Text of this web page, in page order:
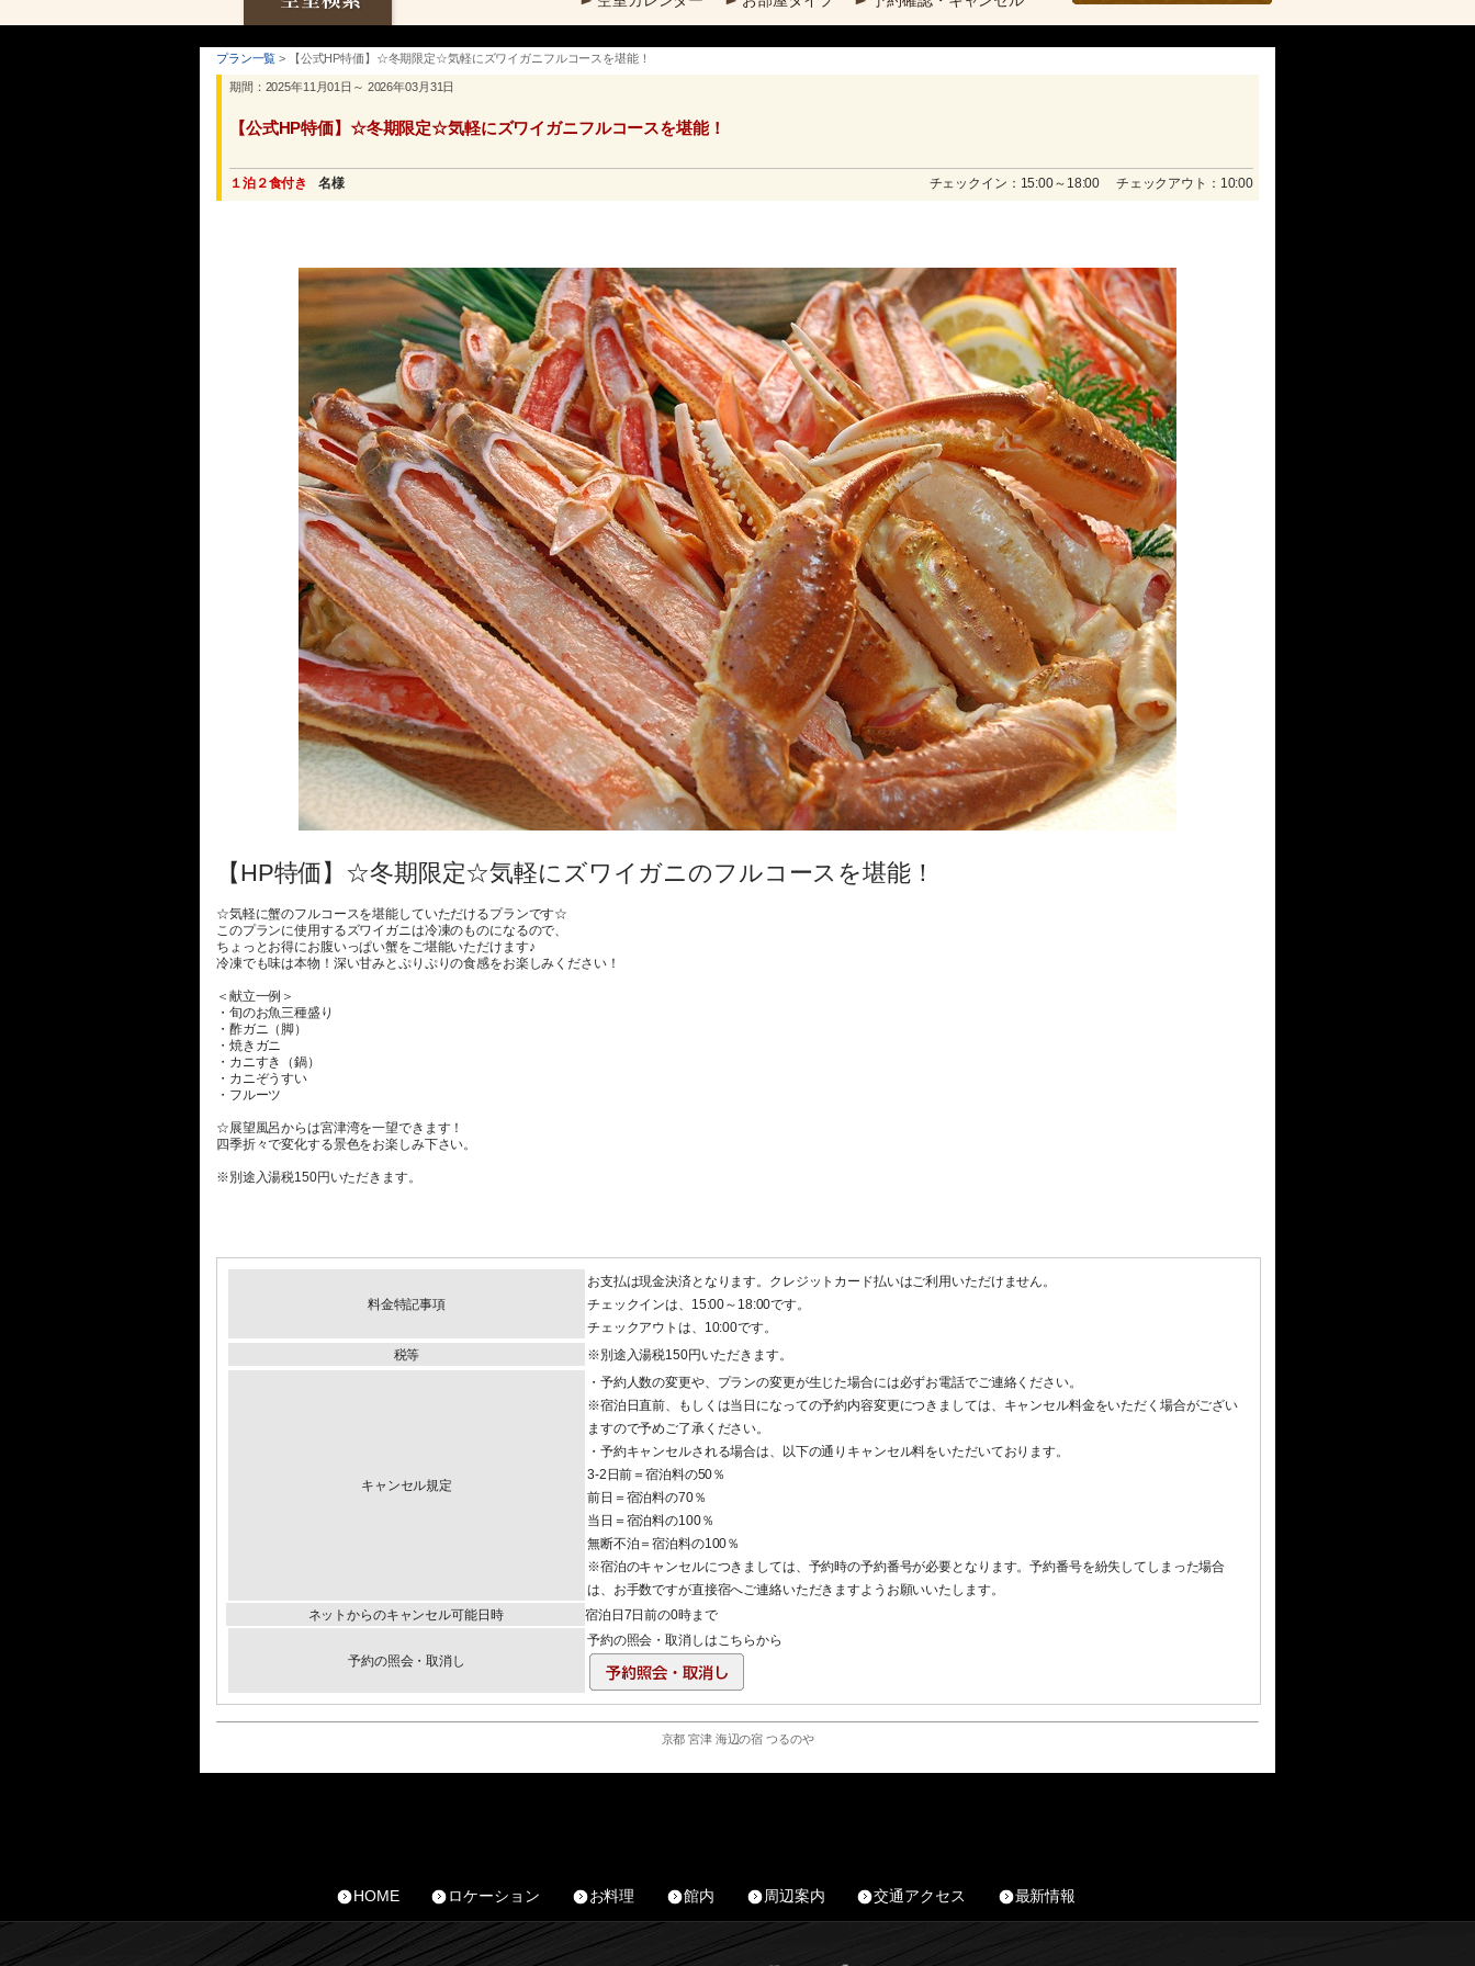
プラン一覧 > 【公式HP特価】☆冬期限定☆気軽にズワイガニフルコースを堪能！
期間：2025年11月01日～ 2026年03月31日
【公式HP特価】☆冬期限定☆気軽にズワイガニフルコースを堪能！
１泊２食付き 名様 チェックイン：15:00～18:00 チェックアウト：10:00
【HP特価】☆冬期限定☆気軽にズワイガニのフルコースを堪能！
☆気軽に蟹のフルコースを堪能していただけるプランです☆
このプランに使用するズワイガニは冷凍のものになるので、
ちょっとお得にお腹いっぱい蟹をご堪能いただけます♪
冷凍でも味は本物！深い甘みとぷりぷりの食感をお楽しみください！
＜献立一例＞
・旬のお魚三種盛り
・酢ガニ（脚）
・焼きガニ
・カニすき（鍋）
・カニぞうすい
・フルーツ
☆展望風呂からは宮津湾を一望できます！
四季折々で変化する景色をお楽しみ下さい。
※別途入湯税150円いただきます。
料金特記事項
お支払は現金決済となります。クレジットカード払いはご利用いただけません。
チェックインは、15:00～18:00です。
チェックアウトは、10:00です。
税等
※別途入湯税150円いただきます。
キャンセル規定
・予約人数の変更や、プランの変更が生じた場合には必ずお電話でご連絡ください。
※宿泊日直前、もしくは当日になっての予約内容変更につきましては、キャンセル料金をいただく場合がござい
ますので予めご了承ください。
・予約キャンセルされる場合は、以下の通りキャンセル料をいただいております。
3-2日前＝宿泊料の50％
前日＝宿泊料の70％
当日＝宿泊料の100％
無断不泊＝宿泊料の100％
※宿泊のキャンセルにつきましては、予約時の予約番号が必要となります。予約番号を紛失してしまった場合
は、お手数ですが直接宿へご連絡いただきますようお願いいたします。
ネットからのキャンセル可能日時
宿泊日7日前の0時まで
予約の照会・取消し
予約の照会・取消しはこちらから
京都 宮津 海辺の宿 つるのや
HOME ロケーション お料理 館内 周辺案内 交通アクセス 最新情報